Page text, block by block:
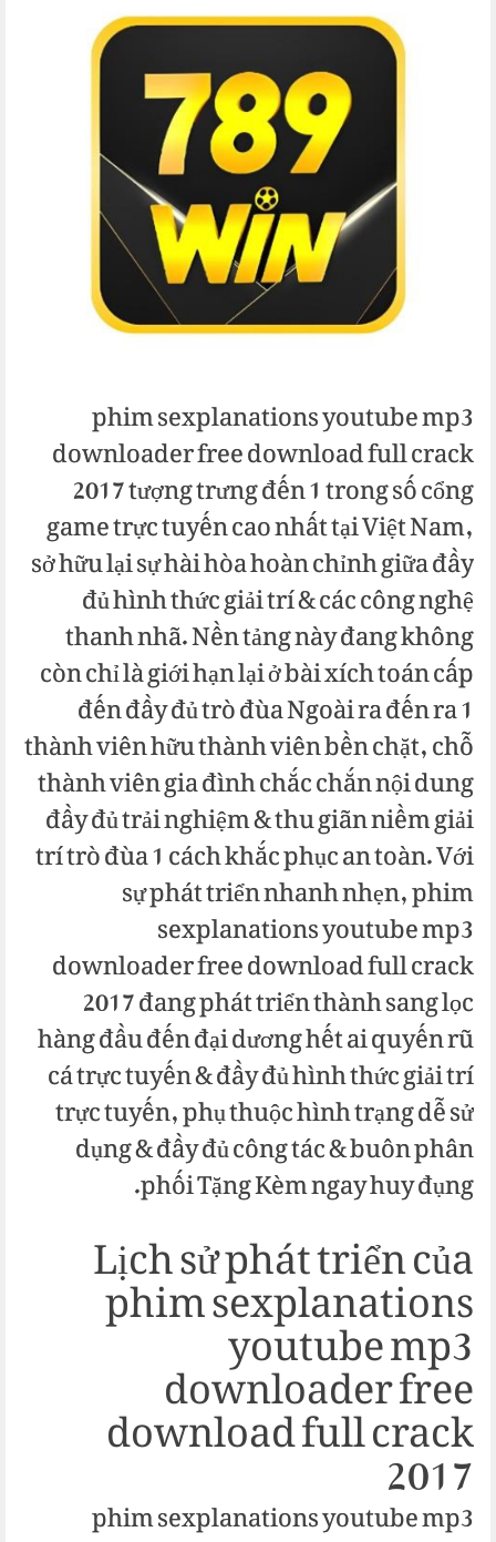
phim sexplanations youtube mp3
downloader free download full crack
2017 tượng trưng đến 1 trong số cổng
game trực tuyến cao nhất tại Việt Nam,
sở hữu lại sự hài hòa hoàn chỉnh giữa đầy
đủ hình thức giải trí & các công nghệ
thanh nhã. Nền tảng này đang không
còn chỉ là giới hạn lại ở bài xích toán cấp
đến đầy đủ trò đùa Ngoài ra đến ra 1
thành viên hữu thành viên bền chặt, chỗ
thành viên gia đình chắc chắn nội dung
đầy đủ trải nghiệm & thu giãn niềm giải
trí trò đùa 1 cách khắc phục an toàn. Với
sự phát triển nhanh nhẹn, phim
sexplanations youtube mp3
downloader free download full crack
2017 đang phát triển thành sang lọc
hàng đầu đến đại dương hết ai quyến rũ
cá trực tuyến & đầy đủ hình thức giải trí
trực tuyến, phụ thuộc hình trạng dễ sử
dụng & đầy đủ công tác & buôn phân
phối Tặng Kèm ngay huy đụng.
Lịch sử phát triển của
phim sexplanations
youtube mp3
downloader free
download full crack
2017
phim sexplanations youtube mp3